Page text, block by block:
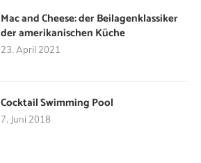
Mac and Cheese: der Beilagenklassiker
der amerikanischen Küche
23. April 2021
Cocktail Swimming Pool
7. Juni 2018